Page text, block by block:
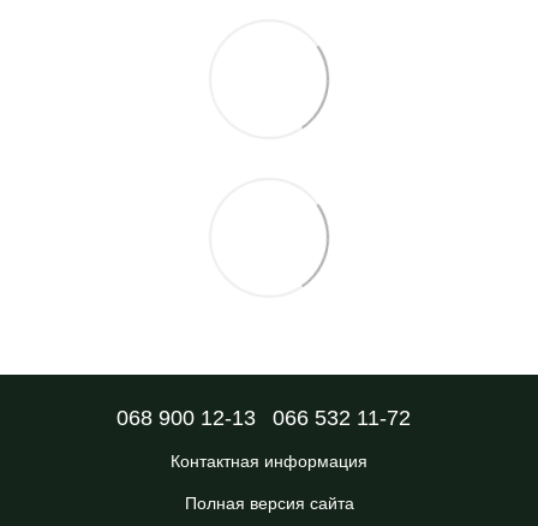
068 900 12-13 066 532 11-72
Контактная информация
Полная версия сайта